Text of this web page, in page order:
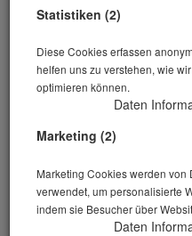
Statistiken (2)
Diese Cookies erfassen
helfen uns zu verstehen, wie
optimieren können.
Daten
Marketing (2)
Marketing Cookies werden
verwendet, um personalisierte
indem sie Besucher über
Daten